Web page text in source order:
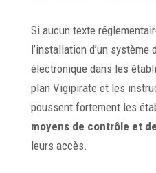
Si aucun texte
l’installation d’un système
électronique dans les
plan Vigipirate et les
poussent fortement les
moyens de contrôle et
leurs accès.